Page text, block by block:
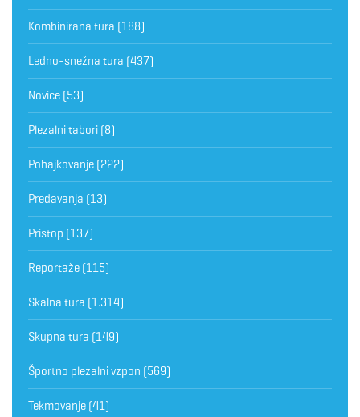
Kombinirana tura (188)
Ledno-snežna tura (437)
Novice (53)
Plezalni tabori (8)
Pohajkovanje (222)
Predavanja (13)
Pristop (137)
Reportaže (115)
Skalna tura (1.314)
Skupna tura (149)
Športno plezalni vzpon (569)
Tekmovanje (41)